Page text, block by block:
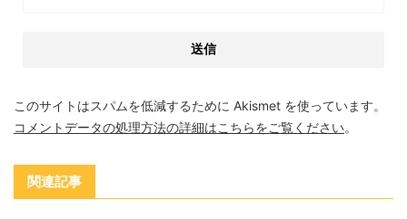
このサイトはスパムを低減するために Akismet を使っています。
コメントデータの処理方法の詳細はこちらをご覧ください。
関連記事